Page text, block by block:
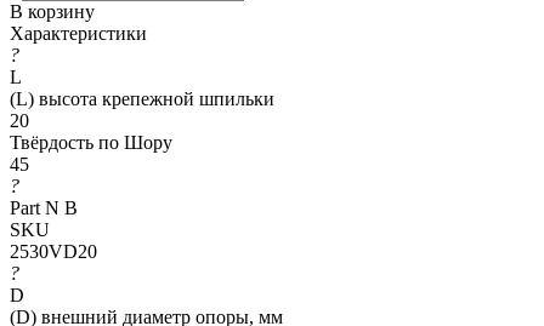
В корзину
Характеристики
?
L
(L) высота крепежной шпильки
20
Твёрдость по Шору
45
?
Part N B
SKU
2530VD20
?
D
(D) внешний диаметр опоры, мм